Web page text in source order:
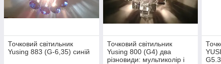
Точковий світильник
Yusing 883 (G-6,35) синій
Точковий світильник
Yusing 800 (G4) два
різновиди: мультиколір і
G5.3